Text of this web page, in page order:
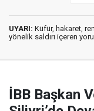
UYARI: Küfür, hakaret,
yönelik saldırı içeren
İBB Başkan